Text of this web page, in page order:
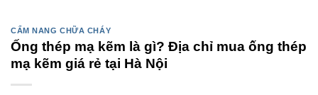
CẨM NANG CHỮA CHÁY
Ống thép mạ kẽm là gì? Địa chỉ mua ống thép
mạ kẽm giá rẻ tại Hà Nội